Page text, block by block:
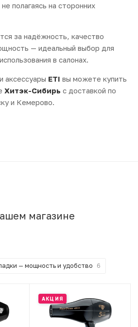
полагаясь на сторонних
за надёжность, качество
— идеальный выбор для
в салонах.
аксессуары ETI вы можете купить
Хитэк-Сибирь с доставкой по
и Кемерово.
магазине
— мощность и удобство 6
АКЦИЯ